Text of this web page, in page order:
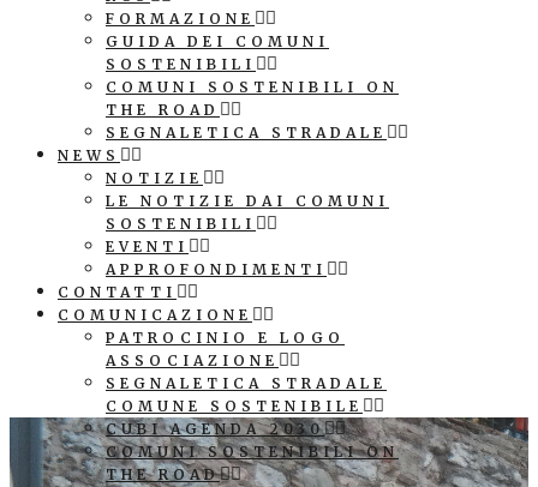
FORMAZIONE
GUIDA DEI COMUNI
SOSTENIBILI
COMUNI SOSTENIBILI ON
THE ROAD
SEGNALETICA STRADALE
NEWS
NOTIZIE
LE NOTIZIE DAI COMUNI
SOSTENIBILI
EVENTI
APPROFONDIMENTI
CONTATTI
COMUNICAZIONE
PATROCINIO E LOGO
ASSOCIAZIONE
SEGNALETICA STRADALE
COMUNE SOSTENIBILE
CUBI AGENDA 2030
COMUNI SOSTENIBILI ON
THE ROAD